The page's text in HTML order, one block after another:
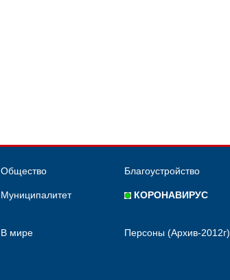
Общество Благоустройство
Муниципалитет КОРОНАВИРУС
В мире Персоны (Архив-2012г)